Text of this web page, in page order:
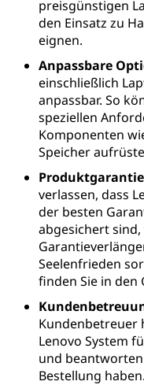
preisgünstigen
den Einsatz zu
eignen.
Anpassbare
einschließlich
anpassbar. So
speziellen
Komponenten
Speicher
verlassen, dass
der besten
abgesichert
Seelenfrieden
finden Sie in
Kundenbetreuer
Lenovo System
und
Bestellung haben.